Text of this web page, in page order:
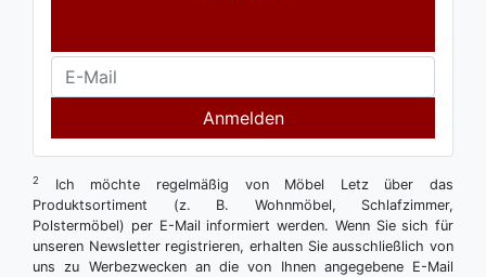
Anmelden
2
Ich möchte regelmäßig von Möbel Letz über das
Produktsortiment (z. B. Wohnmöbel, Schlafzimmer,
Polstermöbel) per E-Mail informiert werden. Wenn Sie sich für
unseren Newsletter registrieren, erhalten Sie ausschließlich von
uns zu Werbezwecken an die von Ihnen angegebene E-Mail